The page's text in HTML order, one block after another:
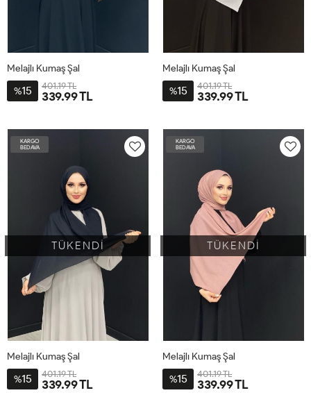
Melajlı Kumaş Şal
%15 401.19 TL
339.99 TL
Melajlı Kumaş Şal
%15 401.19 TL
339.99 TL
KARGO
BEDAVA
TÜKENDİ
Melajlı Kumaş Şal
%15 401.19 TL
339.99 TL
KARGO
BEDAVA
TÜKENDİ
Melajlı Kumaş Şal
%15 401.19 TL
339.99 TL